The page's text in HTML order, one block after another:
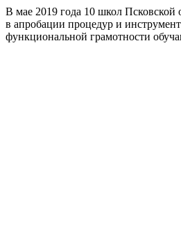
В мае 2019 года 10 школ Псковской
в апробации процедур и
функциональной грамотности